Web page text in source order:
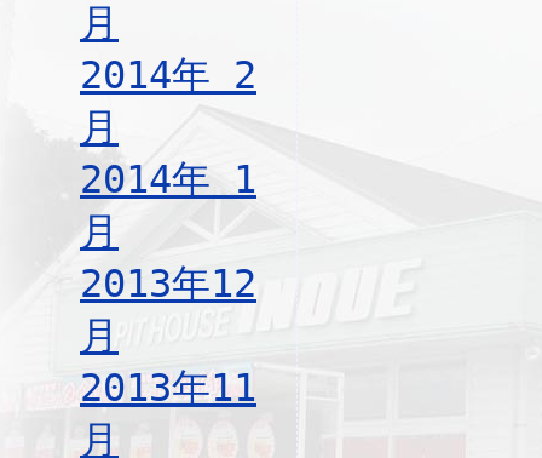
月
2014年 2
月
2014年 1
月
2013年12
月
2013年11
月